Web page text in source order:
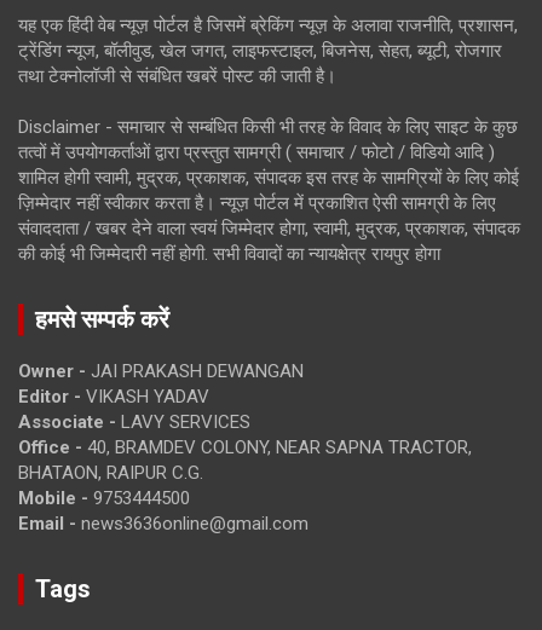
यह एक हिंदी वेब न्यूज़ पोर्टल है जिसमें ब्रेकिंग न्यूज़ के अलावा राजनीति, प्रशासन,
ट्रेंडिंग न्यूज, बॉलीवुड, खेल जगत, लाइफस्टाइल, बिजनेस, सेहत, ब्यूटी, रोजगार
तथा टेक्नोलॉजी से संबंधित खबरें पोस्ट की जाती है।
Disclaimer - समाचार से सम्बंधित किसी भी तरह के विवाद के लिए साइट के कुछ
तत्वों में उपयोगकर्ताओं द्वारा प्रस्तुत सामग्री ( समाचार / फोटो / विडियो आदि )
शामिल होगी स्वामी, मुद्रक, प्रकाशक, संपादक इस तरह के सामग्रियों के लिए कोई
ज़िम्मेदार नहीं स्वीकार करता है। न्यूज़ पोर्टल में प्रकाशित ऐसी सामग्री के लिए
संवाददाता / खबर देने वाला स्वयं जिम्मेदार होगा, स्वामी, मुद्रक, प्रकाशक, संपादक
की कोई भी जिम्मेदारी नहीं होगी. सभी विवादों का न्यायक्षेत्र रायपुर होगा
हमसे सम्पर्क करें
Owner - JAI PRAKASH DEWANGAN
Editor - VIKASH YADAV
Associate - LAVY SERVICES
Office - 40, BRAMDEV COLONY, NEAR SAPNA TRACTOR,
BHATAON, RAIPUR C.G.
Mobile - 9753444500
Email - news3636online@gmail.com
Tags